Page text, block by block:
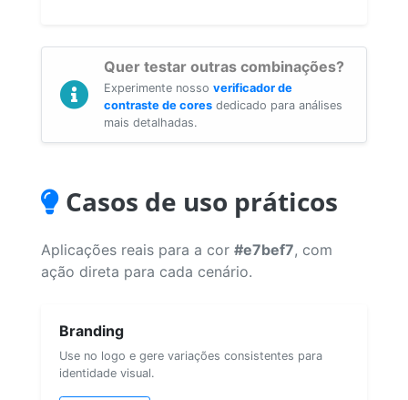
Quer testar outras combinações?
Experimente nosso verificador de
contraste de cores dedicado para análises
mais detalhadas.
Casos de uso práticos
Aplicações reais para a cor #e7bef7, com
ação direta para cada cenário.
Branding
Use no logo e gere variações consistentes para
identidade visual.